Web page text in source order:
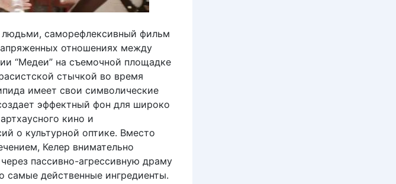
саморефлексивный фильм
отношениях между
“Медеи” на съемочной площадке
стычкой во время
имеет свои символические
эффектный фон для широко
кино и
о культурной оптике. Вместо
Келер внимательно
пассивно-агрессивную драму
самые действенные ингредиенты.